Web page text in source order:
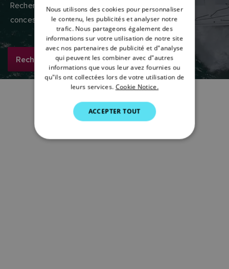
Recherchez ici le réseau mondial de revendeurs et
concessionnaires Raymarine.
Rechercher maintenant
FRENCH
DANISH
ITALIAN
SWEDISH
GERMAN
DUTCH
SPANISH
Nous utilisons des cookies pour personnaliser
le contenu, les publicités et analyser notre
trafic. Nous partageons également des
informations sur votre utilisation de notre site
avec nos partenaires de publicité et d"analyse
qui peuvent les combiner avec d"autres
informations que vous leur avez fournies ou
qu"ils ont collectées lors de votre utilisation de
leurs services. Cookie Notice.
ACCEPTER TOUT